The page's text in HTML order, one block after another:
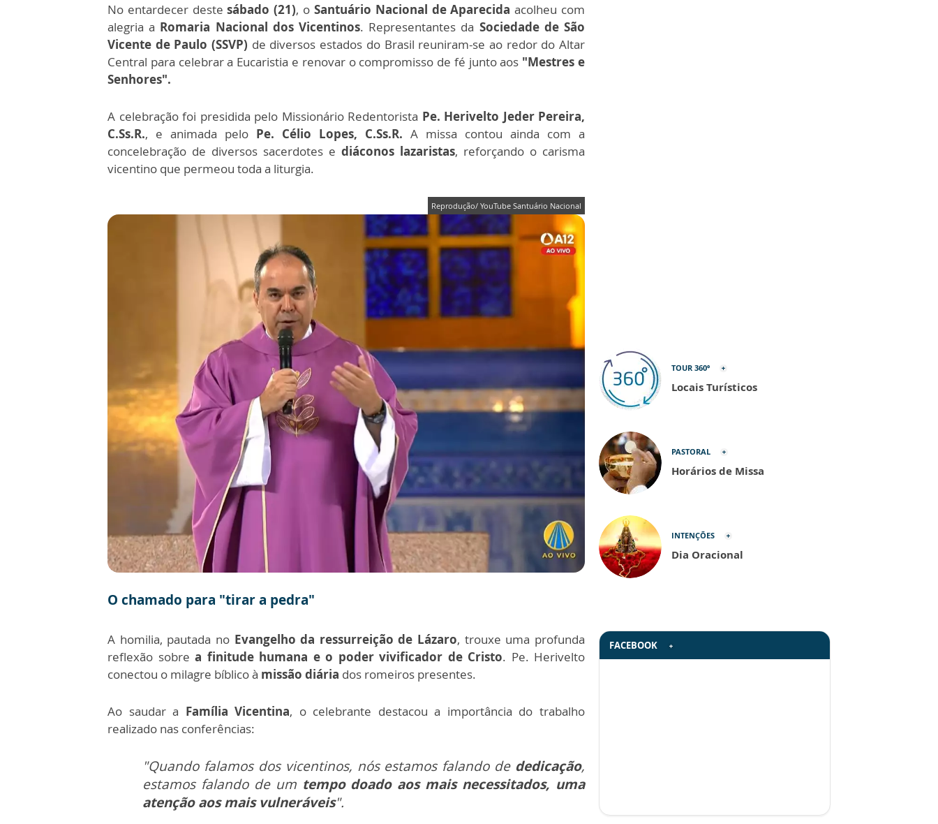
No entardecer destesábado (21), o Santuário Nacional de Aparecida acolheu com
alegria a Romaria Nacional dos Vicentinos. Representantes da Sociedade de São
Vicente de Paulo (SSVP) de diversos estados do Brasil reuniram-se ao redor do Altar
Central para celebrar a Eucaristia e renovar o compromisso de fé junto aos "Mestres e
Senhores".
A celebração foi presidida pelo Missionário Redentorista Pe. Herivelto Jeder Pereira,
C.Ss.R., e animada pelo Pe. Célio Lopes, C.Ss.R. A missa contou ainda com a
concelebração de diversos sacerdotes e diáconos lazaristas, reforçando o carisma
vicentino que permeou toda a liturgia.
Reprodução/ YouTube Santuário Nacional
O chamado para "tirar a pedra"
A homilia, pautada no Evangelho da ressurreição de Lázaro, trouxe uma profunda
reflexão sobre a finitude humana e o poder vivificador de Cristo. Pe. Herivelto
conectou o milagre bíblico à missão diária dos romeiros presentes.
Ao saudar a Família Vicentina, o celebrante destacou a importância do trabalho
realizado nas conferências:
"Quando falamos dos vicentinos, nós estamos falando de dedicação,
estamos falando de um tempo doado aos mais necessitados, uma
atenção aos mais vulneráveis".
TOUR 360º
Locais Turísticos
PASTORAL
Horários de Missa
INTENÇÕES
Dia Oracional
FACEBOOK